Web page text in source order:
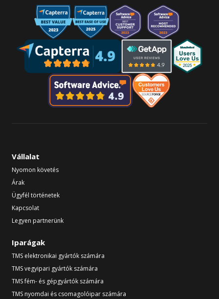
Vállalat
Nyomon követés
Árak
Ügyfél történetek
Kapcsolat
Legyen partnerünk
Iparágak
TMS elektronikai gyártók számára
TMS vegyipari gyártók számára
TMS fém- és gépgyártók számára
TMS nyomdai és csomagolóipar számára